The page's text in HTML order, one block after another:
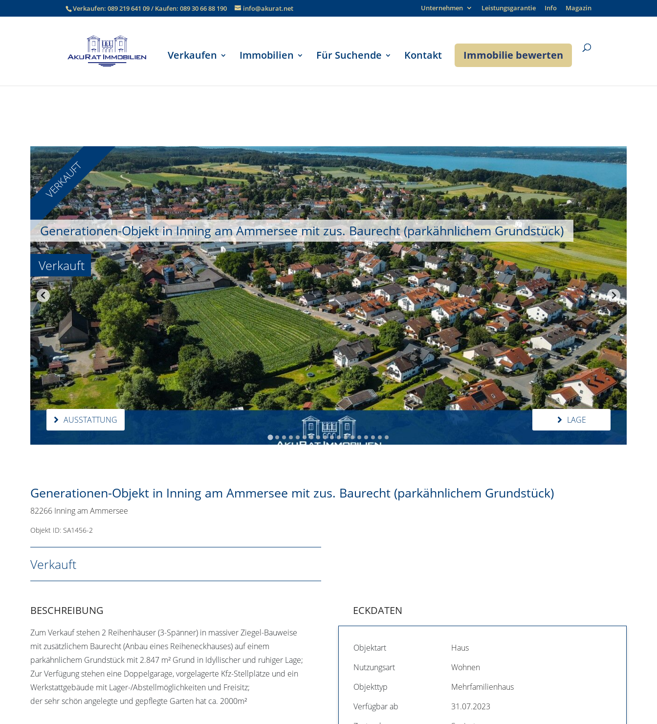
Verkaufen:089 219 641 09/ Kaufen:089 30 66 88 190 info@akurat.net Unternehmen Leistungsgarantie Info Magazin
Verkaufen Immobilien Für Suchende Kontakt Immobilie bewerten
VERKAUFT
Generationen-Objekt in Inning am Ammersee mit zus. Baurecht (parkähnlichem Grundstück)
Verkauft
AUSSTATTUNG LAGE
Generationen-Objekt in Inning am Ammersee mit zus. Baurecht (parkähnlichem Grundstück)
82266 Inning am Ammersee
Objekt ID: SA1456-2
Verkauft
BESCHREIBUNG
Zum Verkauf stehen 2 Reihenhäuser (3-Spänner) in massiver Ziegel-Bauweise
mit zusätzlichem Baurecht (Anbau eines Reiheneckhauses) auf einem
parkähnlichem Grundstück mit 2.847 m² Grund in Idyllischer und ruhiger Lage;
Zur Verfügung stehen eine Doppelgarage, vorgelagerte Kfz-Stellplätze und ein
Werkstattgebäude mit Lager-/Abstellmöglichkeiten und Freisitz;
der sehr schön angelegte und gepflegte Garten hat ca. 2000m²
ECKDATEN
Objektart
Haus
Nutzungsart
Wohnen
Objekttyp
Mehrfamilienhaus
Verfügbar ab
31.07.2023